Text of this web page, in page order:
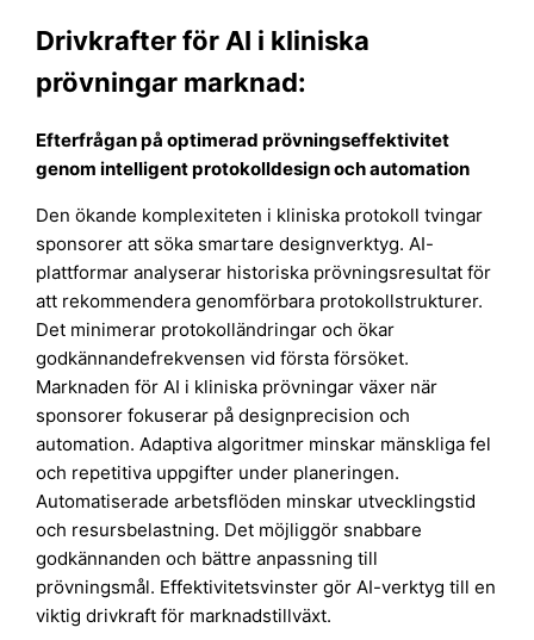
Drivkrafter för AI i kliniska
prövningar marknad:
Efterfrågan på optimerad prövningseffektivitet
genom intelligent protokolldesign och automation
Den ökande komplexiteten i kliniska protokoll tvingar
sponsorer att söka smartare designverktyg. AI-
plattformar analyserar historiska prövningsresultat för
att rekommendera genomförbara protokollstrukturer.
Det minimerar protokolländringar och ökar
godkännandefrekvensen vid första försöket.
Marknaden för AI i kliniska prövningar växer när
sponsorer fokuserar på designprecision och
automation. Adaptiva algoritmer minskar mänskliga fel
och repetitiva uppgifter under planeringen.
Automatiserade arbetsflöden minskar utvecklingstid
och resursbelastning. Det möjliggör snabbare
godkännanden och bättre anpassning till
prövningsmål. Effektivitetsvinster gör AI-verktyg till en
viktig drivkraft för marknadstillväxt.